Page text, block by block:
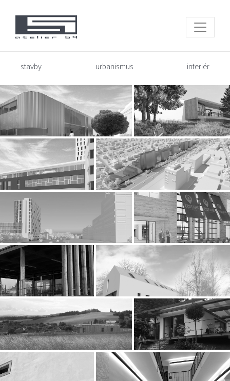
stavby urbanismus interiér